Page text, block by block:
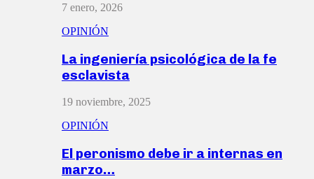
7 enero, 2026
OPINIÓN
La ingeniería psicológica de la fe
esclavista
19 noviembre, 2025
OPINIÓN
El peronismo debe ir a internas en
marzo…